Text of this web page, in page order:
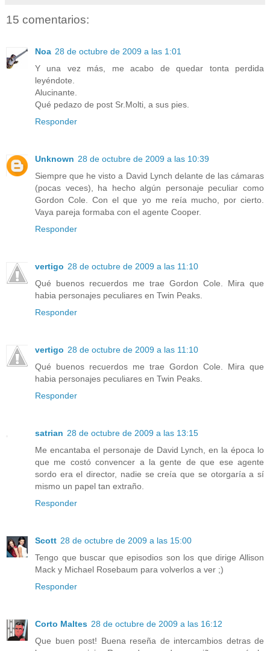
15 comentarios:
Noa 28 de octubre de 2009 a las 1:01
Y una vez más, me acabo de quedar tonta perdida
leyéndote.
Alucinante.
Qué pedazo de post Sr.Molti, a sus pies.
Responder
Unknown 28 de octubre de 2009 a las 10:39
Siempre que he visto a David Lynch delante de las cámaras
(pocas veces), ha hecho algún personaje peculiar como
Gordon Cole. Con el que yo me reía mucho, por cierto.
Vaya pareja formaba con el agente Cooper.
Responder
vertigo 28 de octubre de 2009 a las 11:10
Qué buenos recuerdos me trae Gordon Cole. Mira que
habia personajes peculiares en Twin Peaks.
Responder
vertigo 28 de octubre de 2009 a las 11:10
Qué buenos recuerdos me trae Gordon Cole. Mira que
habia personajes peculiares en Twin Peaks.
Responder
satrian 28 de octubre de 2009 a las 13:15
Me encantaba el personaje de David Lynch, en la época lo
que me costó convencer a la gente de que ese agente
sordo era el director, nadie se creía que se otorgaría a sí
mismo un papel tan extraño.
Responder
Scott 28 de octubre de 2009 a las 15:00
Tengo que buscar que episodios son los que dirige Allison
Mack y Michael Rosebaum para volverlos a ver ;)
Responder
Corto Maltes 28 de octubre de 2009 a las 16:12
Que buen post! Buena reseña de intercambios detras de